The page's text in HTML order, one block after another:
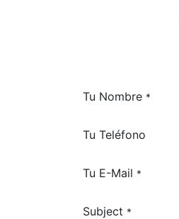
Tu Nombre *
Tu Teléfono
Tu E-Mail *
Subject *